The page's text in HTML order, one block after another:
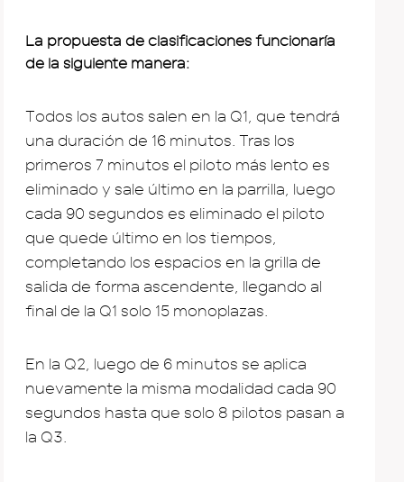
La propuesta de clasificaciones funcionaría
de la siguiente manera:
Todos los autos salen en la Q1, que tendrá
una duración de 16 minutos. Tras los
primeros 7 minutos el piloto más lento es
eliminado y sale último en la parrilla, luego
cada 90 segundos es eliminado el piloto
que quede último en los tiempos,
completando los espacios en la grilla de
salida de forma ascendente, llegando al
final de la Q1 solo 15 monoplazas.
En la Q2, luego de 6 minutos se aplica
nuevamente la misma modalidad cada 90
segundos hasta que solo 8 pilotos pasan a
la Q3.